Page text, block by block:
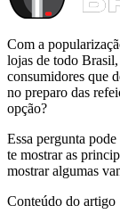
Com a
lojas de todo
consumidores que
no preparo das
opção?
Essa pergunta
te mostrar as
mostrar algumas
Conteúdo do artigo